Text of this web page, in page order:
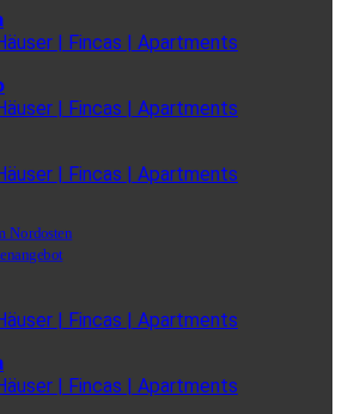
| Fincas | Apartments
| Fincas | Apartments
| Fincas | Apartments
Nordosten
| Fincas | Apartments
| Fincas | Apartments